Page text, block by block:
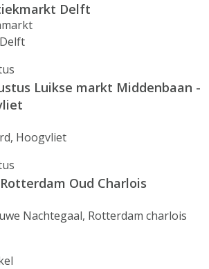
Delft
Luikse markt Middenbaan -
Hoogvliet
Oud Charlois
Nachtegaal, Rotterdam charlois